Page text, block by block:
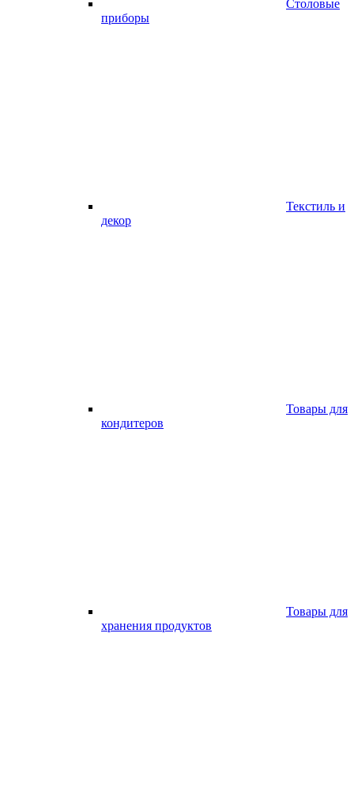
Столовые
приборы
Текстиль и
декор
Товары для
кондитеров
Товары для
хранения продуктов